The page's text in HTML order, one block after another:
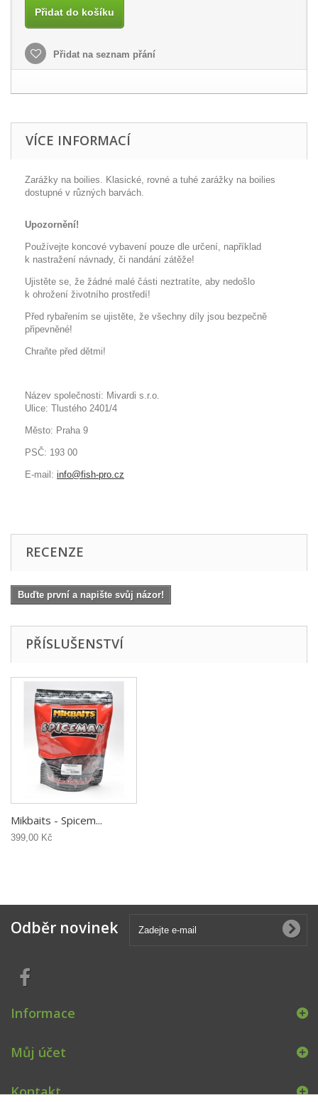
Přidat do košíku
Přidat na seznam přání
VÍCE INFORMACÍ
Zarážky na boilies. Klasické, rovné a tuhé zarážky na boilies
dostupné v různých barvách.
Upozornění!
Používejte koncové vybavení pouze dle určení, například
k nastražení návnady, či nandání zátěže!
Ujistěte se, že žádné malé části neztratíte, aby nedošlo
k ohrožení životního prostředí!
Před rybařením se ujistěte, že všechny díly jsou bezpečně
připevněné!
Chraňte před dětmi!
Název společnosti: Mivardi s.r.o.
Ulice: Tlustého 2401/4
Město: Praha 9
PSČ: 193 00
E-mail: info@fish-pro.cz
RECENZE
Buďte první a napište svůj názor!
PŘÍSLUŠENSTVÍ
Mikbaits - Spicem...
399,00 Kč
Odběr novinek
Informace
Můj účet
Kontakt